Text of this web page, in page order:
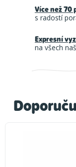
Více než 70
s radostí
Expresní
na všech